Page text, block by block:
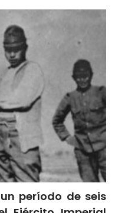
período de seis